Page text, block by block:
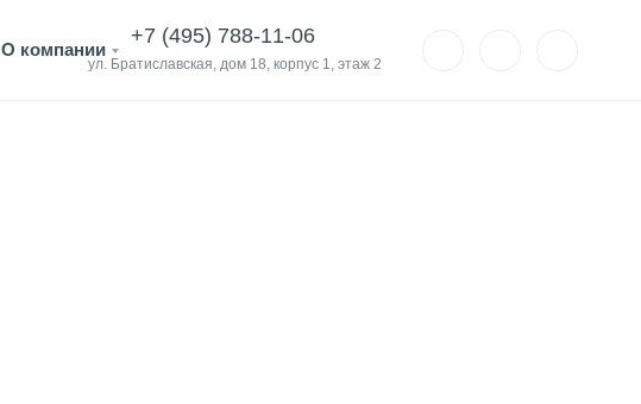
О компании
+7 (495) 788-11-06
ул. Братиславская, дом 18, корпус 1, этаж 2